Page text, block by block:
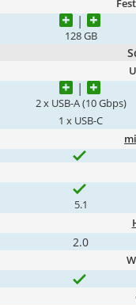
128 GB
2 x USB-A (10 Gbps)
1 x USB-C
5.1
2.0